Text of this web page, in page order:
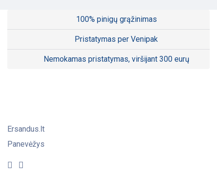
100% pinigų grąžinimas
Pristatymas per Venipak
Nemokamas pristatymas, viršijant 300 eurų
Ersandus.lt
Panevėžys